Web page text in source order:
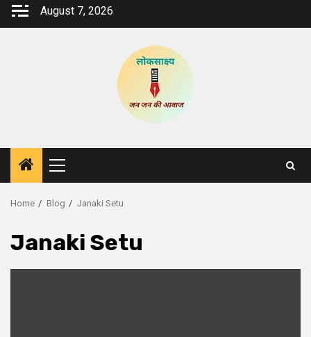
Skip
August 7, 2026
Primary
Menu
Home Blog Janaki Setu
Janaki Setu